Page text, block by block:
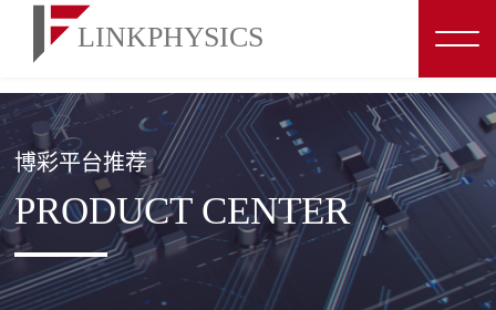
博彩平台推荐
博彩平台推荐
PRODUCT CENTER